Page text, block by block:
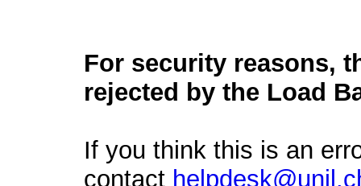
For security reasons,
rejected by the Load
If you think this is an
contact